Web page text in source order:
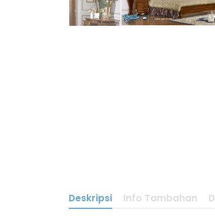
Deskripsi Info Tambahan